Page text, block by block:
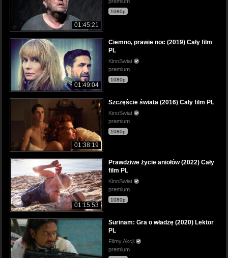
01:45:21
1080p
01:49:04
Ciemno, prawie noc (2019) Cały film
PL
KinoSwiat
premium
1080p
01:38:19
Szczęście świata (2016) Cały film PL
KinoSwiat
premium
1080p
01:15:53
Prawdziwe życie aniołów (2022) Cały
film PL
KinoSwiat
premium
1080p
Surinam: Gra o władzę (2020) Lektor
PL
Filmy Akcji
premium